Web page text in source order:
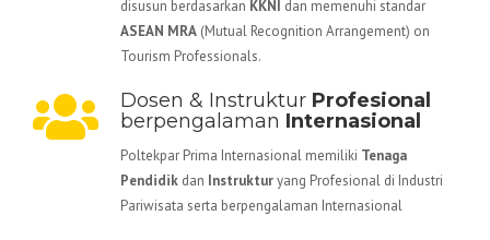
disusun berdasarkan KKNI dan memenuhi standar
ASEAN MRA (Mutual Recognition Arrangement) on
Tourism Professionals.
Dosen & Instruktur Profesional
berpengalaman Internasional
Poltekpar Prima Internasional memiliki Tenaga
Pendidik dan Instrukturyang Profesional di Industri
Pariwisata serta berpengalaman Internasional